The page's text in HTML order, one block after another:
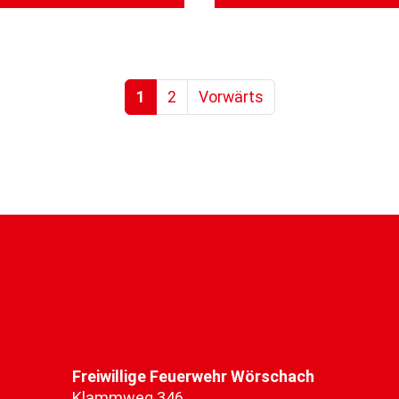
1 2 Vorwärts
Freiwillige Feuerwehr Wörschach